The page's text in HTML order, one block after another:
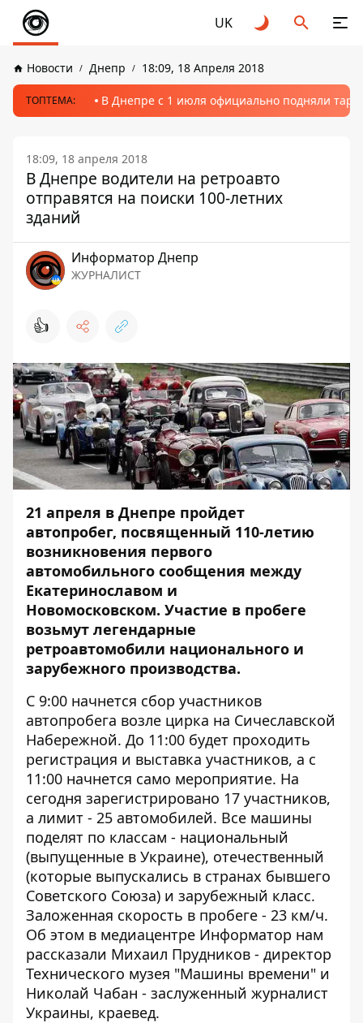
UK
Новости Днепр 18:09, 18 Апреля 2018
ТОПТЕМА: В Днепре с 1 июля официально подняли
18:09, 18 апреля 2018
В Днепре водители на ретроавто
отправятся на поиски 100-летних
зданий
Информатор Днепр
ЖУРНАЛИСТ
👍
21 апреля в Днепре пройдет
автопробег, посвященный 110-летию
возникновения первого
автомобильного сообщения между
Екатеринославом и
Новомосковском. Участие в пробеге
возьмут легендарные
ретроавтомобили национального и
зарубежного производства.
С 9:00 начнется сбор участников
автопробега возле цирка на Сичеславской
Набережной. До 11:00 будет проходить
регистрация и выставка участников, а с
11:00 начнется само мероприятие. На
сегодня зарегистрировано 17 участников,
а лимит - 25 автомобилей. Все машины
поделят по классам - национальный
(выпущенные в Украине), отечественный
(которые выпускались в странах бывшего
Советского Союза) и зарубежный класс.
Заложенная скорость в пробеге - 23 км/ч.
Об этом в медиацентре Информатор нам
рассказали Михаил Прудников - директор
Технического музея "Машины времени" и
Николай Чабан - заслуженный журналист
Украины, краевед.